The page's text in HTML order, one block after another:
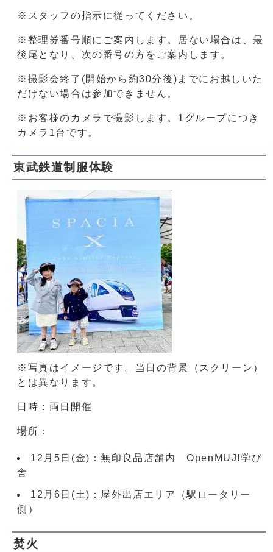
※スタッフの指示に従ってください。
※整理券番号順にご案内します。居ない場合は、最
後尾となり、次の番号の方をご案内します。
※撮影会終了(開始から約30分後)までにお越しいた
だけない場合は参加できません。
※お客様のカメラで撮影します。1グループにつき
カメラ1台です。
東武鉄道制服体験
※写真はイメージです。当日の背景（スクリーン）
とは異なります。
日時：両日開催
場所：
12月5日(金)：無印良品店舗内 OpenMUJI学び
舎
12月6日(土)：屋外出店エリア（駅ロータリー
側）
焚火